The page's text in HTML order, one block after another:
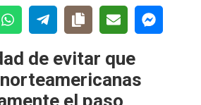
de evitar que